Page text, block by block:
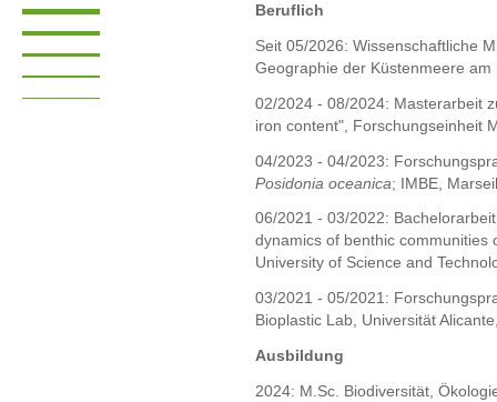
Beruflich
Seit 05/2026: Wissenschaftliche
Geographie der Küstenmeere am
02/2024 - 08/2024: Masterarbeit
iron content", Forschungseinheit
04/2023 - 04/2023:
Posidonia oceanica; IMBE,
06/2021 - 03/2022:
dynamics of benthic communities
University of Science and
03/2021 - 05/2021:
Bioplastic Lab, Universität
Ausbildung
2024: M.Sc. Biodiversität,